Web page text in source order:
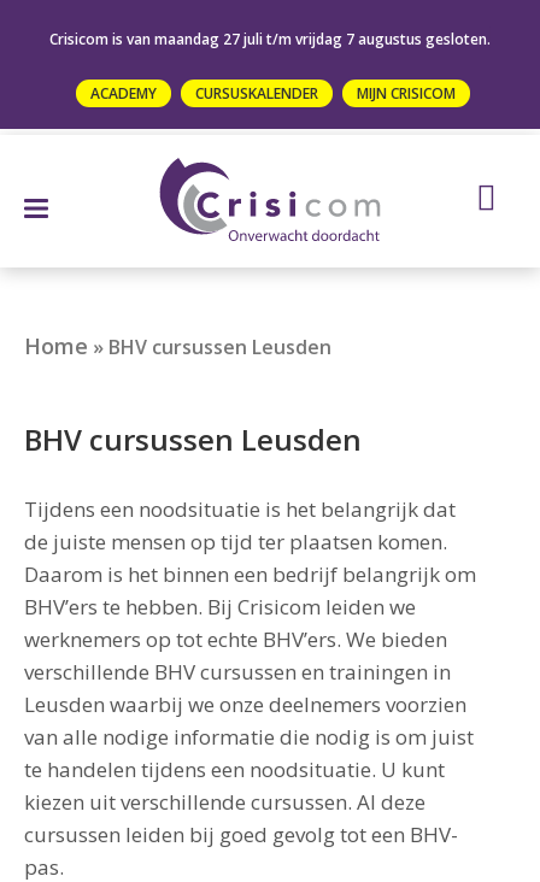
Crisicom is van maandag 27 juli t/m vrijdag 7 augustus gesloten.
ACADEMY CURSUSKALENDER MIJN CRISICOM
Home » BHV cursussen Leusden
BHV cursussen Leusden
Tijdens een noodsituatie is het belangrijk dat
de juiste mensen op tijd ter plaatsen komen.
Daarom is het binnen een bedrijf belangrijk om
BHV’ers te hebben. Bij Crisicom leiden we
werknemers op tot echte BHV’ers. We bieden
verschillende BHV cursussen en trainingen in
Leusden waarbij we onze deelnemers voorzien
van alle nodige informatie die nodig is om juist
te handelen tijdens een noodsituatie. U kunt
kiezen uit verschillende cursussen. Al deze
cursussen leiden bij goed gevolg tot een BHV-
pas.